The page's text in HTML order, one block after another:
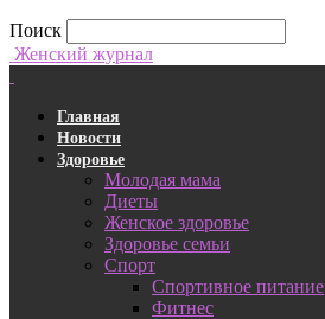
Поиск
Женский журнал
Главная
Новости
Здоровье
Молодая мама
Диеты
Женское здоровье
Здоровье семьи
Спорт
Спортивное питание
Фитнес